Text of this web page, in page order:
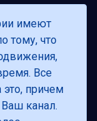
имеют
тому, что
Все
причем
канал.